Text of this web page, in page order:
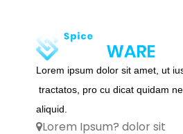
Lorem ipsum dolor sit amet, ut
tractatos, pro cu dicat quidam
aliquid.
Lorem Ipsum? dolor sit